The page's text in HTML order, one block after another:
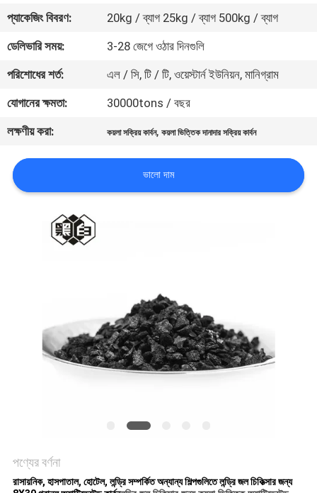
মান
নিয়ন্ত্রণ
যোগাযোগ
করুন
খবর
প্যাকেজিং বিবরণ:
20kg / ব্যাগ 25kg / ব্যাগ 500kg / ব্যাগ
ডেলিভারি সময়:
3-28 জেগে ওঠার দিনগুলি
পরিশোধের শর্ত:
এল / সি, টি / টি, ওয়েস্টার্ন ইউনিয়ন, মানিগ্রাম
যোগানের ক্ষমতা:
30000tons / বছর
লক্ষণীয় করা:
কয়লা সক্রিয় কার্বন,কয়লা ভিত্তিক দানাদার সক্রিয় কার্বন
ভালো দাম
পণ্যের বর্ণনা
রাসায়নিক, হাসপাতাল, হোটেল, লন্ড্রি সম্পর্কিত অন্যান্য শিল্পগুলিতে লন্ড্রি জল চিকিত্সার জন্য